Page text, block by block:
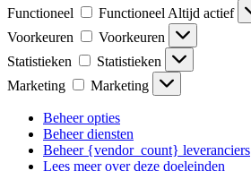
Functioneel
Functioneel Altijd actief
Voorkeuren
Voorkeuren
Statistieken
Statistieken
Marketing
Marketing
Beheer opties
Beheer diensten
Beheer {vendor_count} leveranciers
Lees meer over deze doeleinden